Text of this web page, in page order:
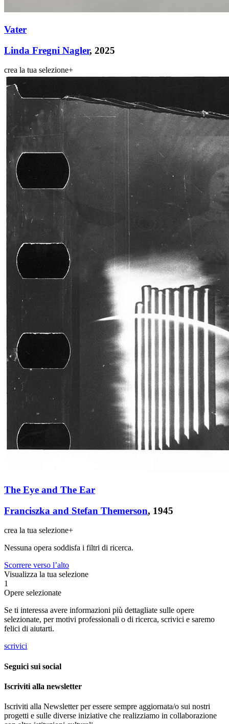
Vater
Linda Fregni Nagler, 2025
crea la tua selezione+
The Eye and The Ear
Franciszka and Stefan Themerson, 1945
crea la tua selezione+
Nessuna opera soddisfa i filtri di ricerca.
Scorrere verso l’alto
Visualizza la tua selezione
1
Opere selezionate
Se ti interessa avere informazioni più dettagliate sulle opere
selezionate, per motivi professionali o di ricerca, scrivici e saremo
felici di aiutarti.
scrivici
Seguici sui social
Iscriviti alla newsletter
Iscriviti alla Newsletter per essere sempre aggiornata/o sui nostri
progetti e sulle diverse iniziative che realizziamo in collaborazione